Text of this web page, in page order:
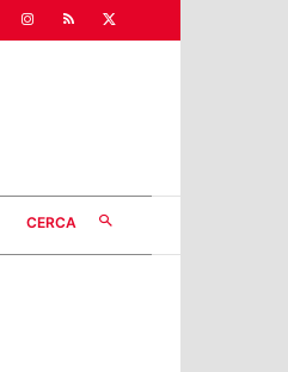
CERCA